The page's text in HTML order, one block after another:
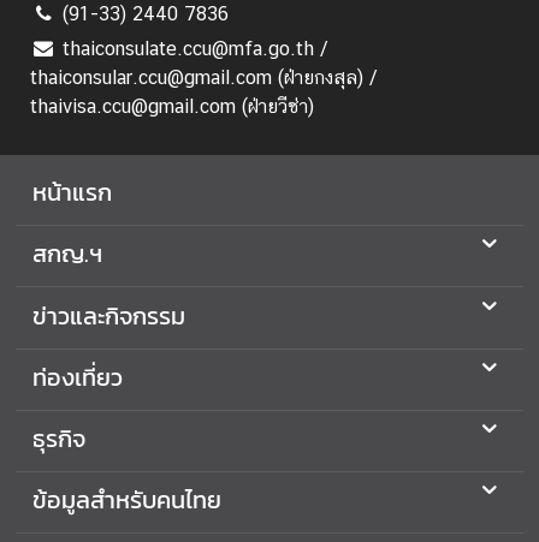
น
แ
บ
ฟ
ร์
ม
า
ง
น
ง
(91-33) 2440 7836
thaiconsulate.ccu@mfa.go.th /
thaiconsular.ccu@gmail.com (ฝ่ายกงสุล) /
thaivisa.ccu@gmail.com (ฝ่ายวีซ่า)
หน้าแรก
สกญ.ฯ
ข่าวและกิจกรรม
ท่องเที่ยว
ธุรกิจ
ข้อมูลสำหรับคนไทย